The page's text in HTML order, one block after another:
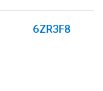
6ZR3F8